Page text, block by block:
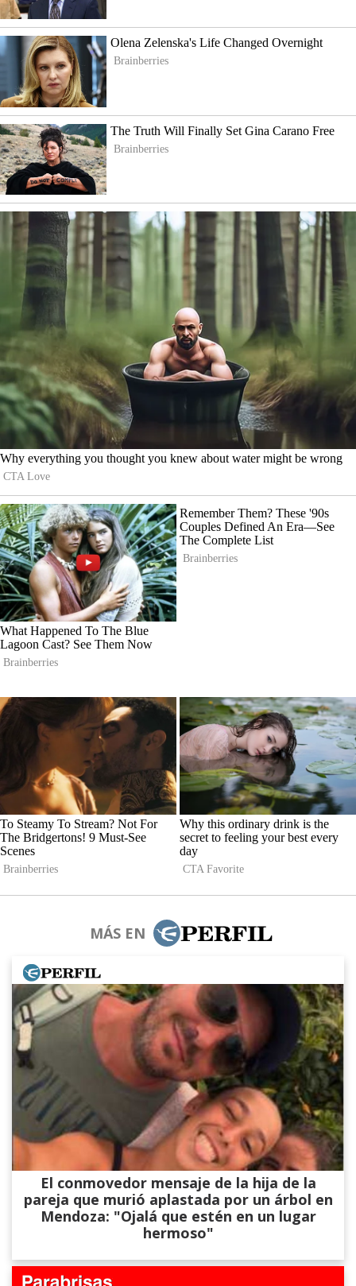
MÁS EN
El conmovedor mensaje de la hija de la
pareja que murió aplastada por un árbol en
Mendoza: "Ojalá que estén en un lugar
hermoso"